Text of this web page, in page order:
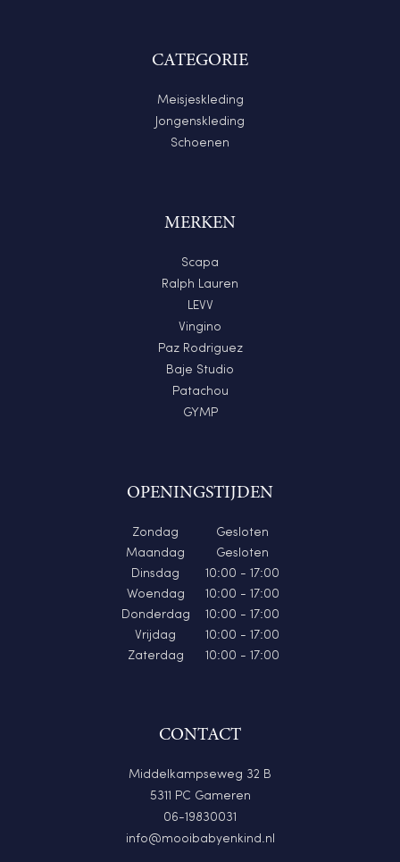
CATEGORIE
Meisjeskleding
Jongenskleding
Schoenen
MERKEN
Scapa
Ralph Lauren
LEVV
Vingino
Paz Rodriguez
Baje Studio
Patachou
GYMP
OPENINGSTIJDEN
Zondag
Gesloten
Maandag
Gesloten
Dinsdag
10:00 - 17:00
Woendag
10:00 - 17:00
Donderdag
10:00 - 17:00
Vrijdag
10:00 - 17:00
Zaterdag
10:00 - 17:00
CONTACT
Middelkampseweg 32 B
5311 PC Gameren
06-19830031
info@mooibabyenkind.nl